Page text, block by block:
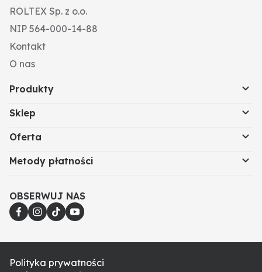
ROLTEX Sp. z o.o.
NIP 564-000-14-88
Kontakt
O nas
Produkty
Sklep
Oferta
Metody płatności
OBSERWUJ NAS
Polityka prywatności